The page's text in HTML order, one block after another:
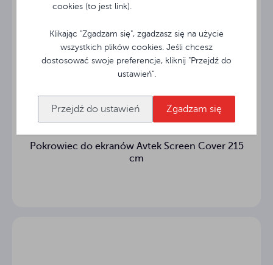
cookies (to jest link).
Klikając "Zgadzam się", zgadzasz się na użycie
wszystkich plików cookies. Jeśli chcesz
dostosować swoje preferencje, kliknij "Przejdź do
ustawień".
Przejdź do ustawień Zgadzam się
160° °
10 cm
0 cm
Waga (netto) 16.22 kg
Materiał
aluminium
Pokrowiec do ekranów Avtek Screen Cover 215
cm